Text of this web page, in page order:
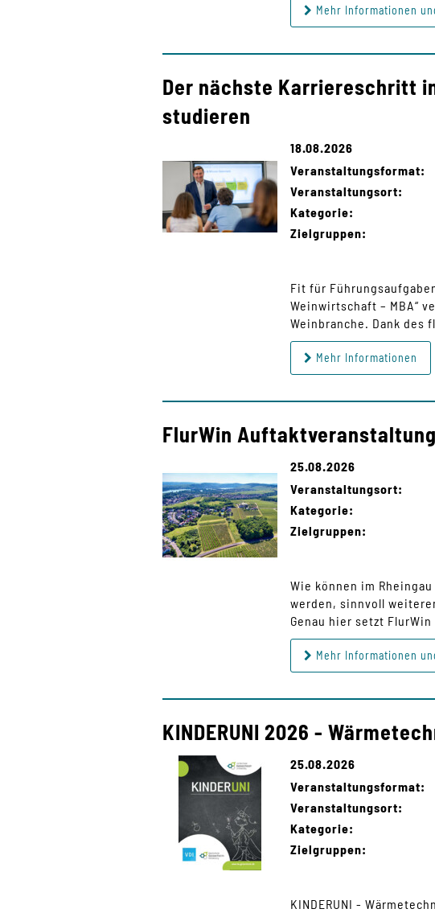
Mehr Informationen
Der nächste Karriereschritt
studieren
18.08.2026
Veranstaltungsformat:
Veranstaltungsort:
Kategorie:
Zielgruppen:
Fit für
Weinwirtschaft – MBA“
Weinbranche. Dank des
Mehr Informationen
FlurWin Auftaktveranstaltung
25.08.2026
Veranstaltungsort:
Kategorie:
Zielgruppen:
Wie können im
werden, sinnvoll
Genau hier setzt
Mehr Informationen
KINDERUNI 2026 -
25.08.2026
Veranstaltungsformat:
Veranstaltungsort:
Kategorie:
Zielgruppen:
KINDERUNI -